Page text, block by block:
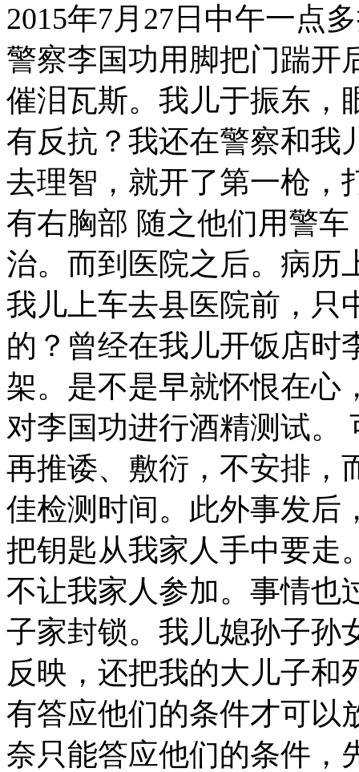
2015年7月27日中午一点
警察李国功用脚把门踹开
催泪瓦斯。我儿于振东，
有反抗？我还在警察和我
去理智，就开了第一枪，
有右胸部 随之他们用警
治。而到医院之后。病历
我儿上车去县医院前，只
的？曾经在我儿开饭店时
架。是不是早就怀恨在心
对李国功进行酒精测试。
再推诿、敷衍，不安排，
佳检测时间。此外事发后
把钥匙从我家人手中要走
不让我家人参加。事情也
子家封锁。我儿媳孙子孙
反映，还把我的大儿子和
有答应他们的条件才可以
奈只能答应他们的条件，